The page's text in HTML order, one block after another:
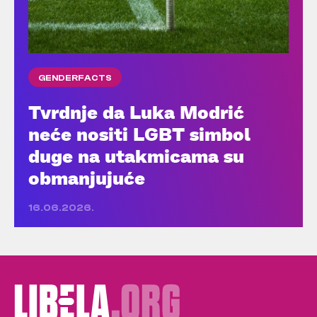
GENDERFACTS
Tvrdnje da Luka Modrić
neće nositi LGBT simbol
duge na utakmicama su
obmanjujuće
16.06.2026.